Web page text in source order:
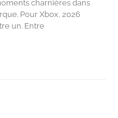
charnières dans
Pour Xbox, 2026
un. Entre